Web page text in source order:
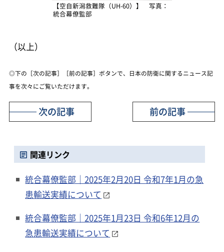
【空自新潟救難隊（UH-60）】 写真：
統合幕僚監部
（以上）
◎下の［次の記事］［前の記事］ボタンで、日本の防衛に関するニュース記
事を次々にご覧いただけます。
前の記事
次の記事
関連リンク
統合幕僚監部｜2025年2月20日 令和7年1月の急
患輸送実績について
統合幕僚監部｜2025年1月23日 令和6年12月の
急患輸送実績について